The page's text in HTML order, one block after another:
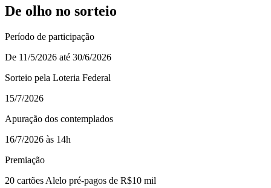
De olho no sorteio
Período de participação
De 11/5/2026 até 30/6/2026
Sorteio pela Loteria Federal
15/7/2026
Apuração dos contemplados
16/7/2026 às 14h
Premiação
20 cartões Alelo pré-pagos de R$10 mil